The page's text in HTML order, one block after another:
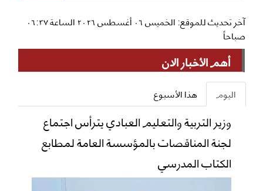
آخر تحديث للموقع: الخميس ٠٦ أغسطس ٢٠٢٦ الساعة ٠٦:٣٧
صباحاً
أهم الأخبار الان
اليوم هذا الأسبوع
وزير التربية والتعليم العبادي يترأس اجتماع
لجنة المناقصات بالمؤسسة العامة لمطابع
الكتاب المدرسي